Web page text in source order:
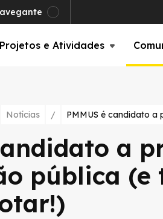
Projetos e Atividades
Notícias /
a
pública (e